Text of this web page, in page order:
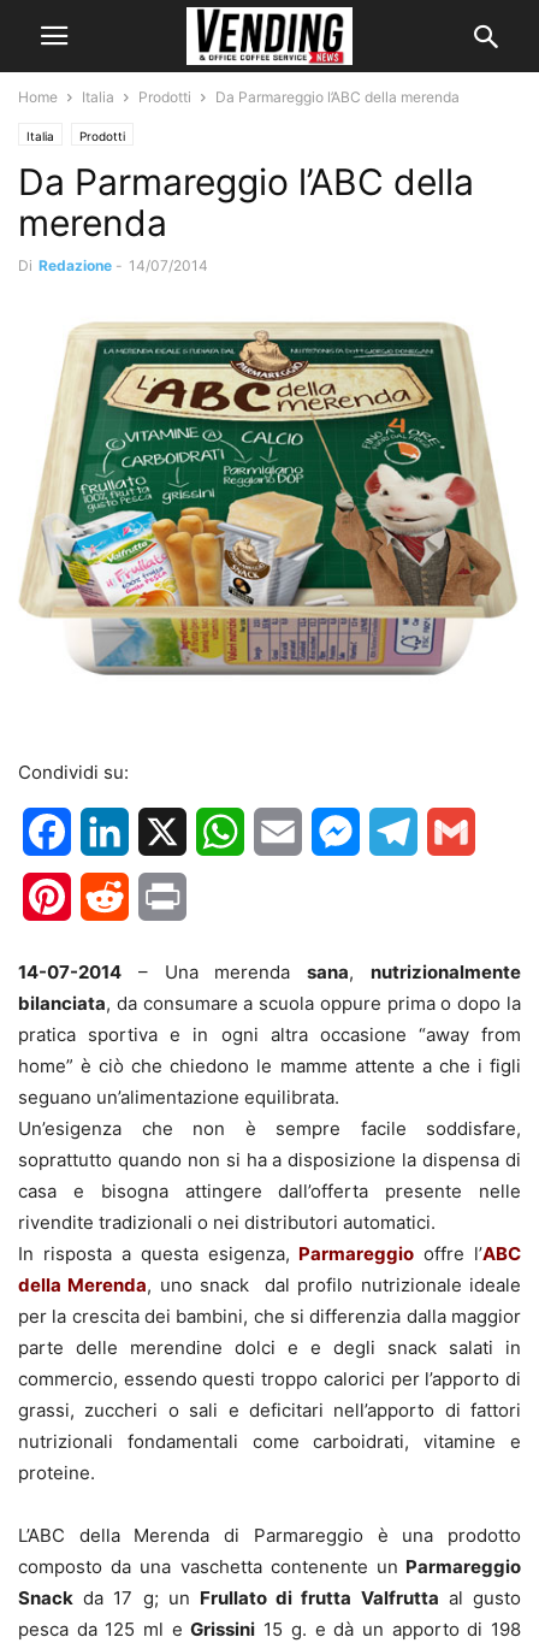
Home Italia Prodotti Da Parmareggio l’ABC della merenda
Italia Prodotti
Da Parmareggio l’ABC della
merenda
Di Redazione - 14/07/2014
Condividi su:
FacebookLinkedIn WhatsApp
Email MessengerTelegram
PinterestReddit
14-07-2014 – Una merendasana,nutrizionalmente
bilanciata, da consumare a scuola oppure prima o dopo la
pratica sportiva e in ogni altra occasione “away from
home” è ciò che chiedono le mamme attente a che i figli
seguano un’alimentazione equilibrata.
Un’esigenza che non è sempre facile soddisfare,
soprattutto quando non si ha a disposizione la dispensa di
casa e bisogna attingere dall’offerta presente nelle
rivendite tradizionali o nei distributori automatici.
In risposta a questa esigenza, Parmareggio offre l’ABC
della Merenda, uno snack dal profilo nutrizionale ideale
per la crescita dei bambini, che si differenzia dalla maggior
parte delle merendine dolci e e degli snack salati in
commercio, essendo questi troppo calorici per l’apporto di
grassi, zuccheri o sali e deficitari nell’apporto di fattori
nutrizionali fondamentali come carboidrati, vitamine e
proteine.
L’ABC della Merenda di Parmareggio è una prodotto
composto da una vaschetta contenente un Parmareggio
Snack da 17 g; un Frullato di frutta Valfrutta al gusto
pesca da 125 ml eGrissini 15 g. e dà un apporto di 198